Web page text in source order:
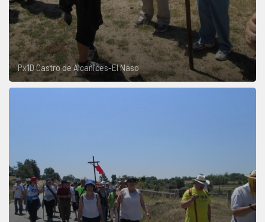
Px1D Castro de Alcañices-El Naso